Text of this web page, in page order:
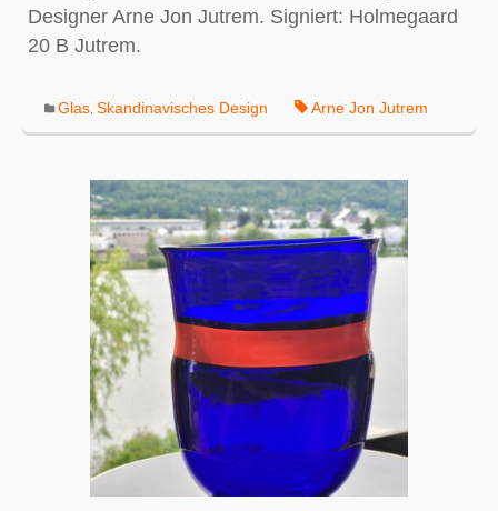
Designer Arne Jon Jutrem. Signiert: Holmegaard
20 B Jutrem.
Glas Skandinavisches Design Arne Jon Jutrem